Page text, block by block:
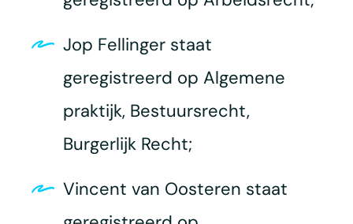
Jop Fellinger staat
geregistreerd op Algemene
praktijk, Bestuursrecht,
Burgerlijk Recht;
Vincent van Oosteren staat